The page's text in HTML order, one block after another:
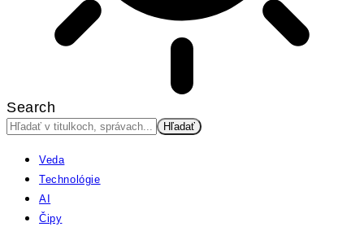
Search
Veda
Technológie
AI
Čipy